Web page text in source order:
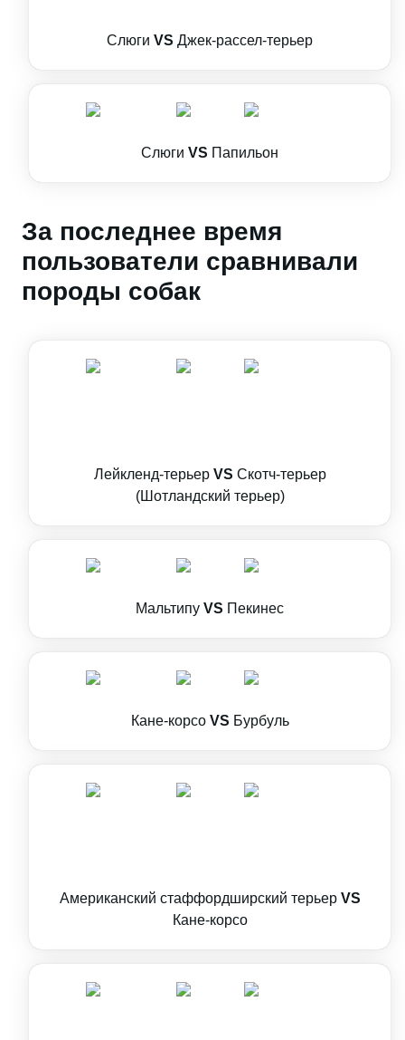
Слюги VS Джек-рассел-терьер
Слюги VS Папильон
За последнее время
пользователи сравнивали
породы собак
Лейкленд-терьер VS Скотч-терьер
(Шотландский терьер)
Мальтипу VS Пекинес
Кане-корсо VS Бурбуль
Американский стаффордширский терьер VS
Кане-корсо